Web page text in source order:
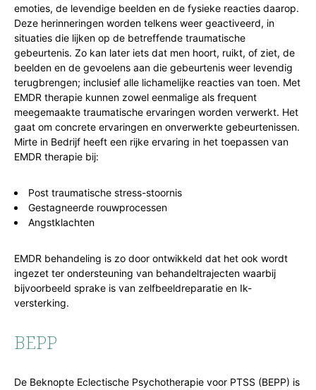
emoties, de levendige beelden en de fysieke reacties daarop.
Deze herinneringen worden telkens weer geactiveerd, in
situaties die lijken op de betreffende traumatische
gebeurtenis. Zo kan later iets dat men hoort, ruikt, of ziet, de
beelden en de gevoelens aan die gebeurtenis weer levendig
terugbrengen; inclusief alle lichamelijke reacties van toen. Met
EMDR therapie kunnen zowel eenmalige als frequent
meegemaakte traumatische ervaringen worden verwerkt. Het
gaat om concrete ervaringen en onverwerkte gebeurtenissen.
Mirte in Bedrijf heeft een rijke ervaring in het toepassen van
EMDR therapie bij:
Post traumatische stress-stoornis
Gestagneerde rouwprocessen
Angstklachten
EMDR behandeling is zo door ontwikkeld dat het ook wordt
ingezet ter ondersteuning van behandeltrajecten waarbij
bijvoorbeeld sprake is van zelfbeeldreparatie en Ik-
versterking.
BEPP
De Beknopte Eclectische Psychotherapie voor PTSS (BEPP) is